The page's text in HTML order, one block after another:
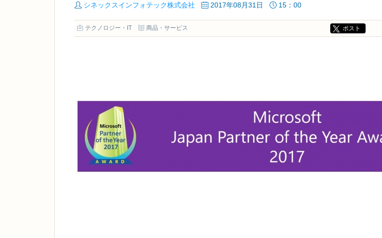
シネックスインフォテック株式会社 2017年08月31日 15：00
テクノロジー・IT 商品・サービス ポスト